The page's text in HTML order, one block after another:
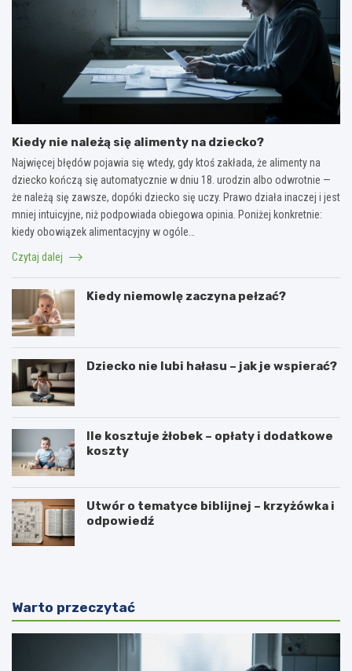
Kiedy nie należą się alimenty na dziecko?
Najwięcej błędów pojawia się wtedy, gdy ktoś zakłada, że alimenty na
dziecko kończą się automatycznie w dniu 18. urodzin albo odwrotnie —
że należą się zawsze, dopóki dziecko się uczy. Prawo działa inaczej i jest
mniej intuicyjne, niż podpowiada obiegowa opinia. Poniżej konkretnie:
kiedy obowiązek alimentacyjny w ogóle…
Czytaj dalej
Kiedy niemowlę zaczyna pełzać?
Dziecko nie lubi hałasu – jak je wspierać?
Ile kosztuje żłobek – opłaty i dodatkowe
koszty
Utwór o tematyce biblijnej – krzyżówka i
odpowiedź
Warto przeczytać